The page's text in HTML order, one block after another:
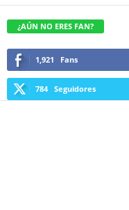
¿AÚN NO ERES FAN?
1,921 Fans
784 Seguidores